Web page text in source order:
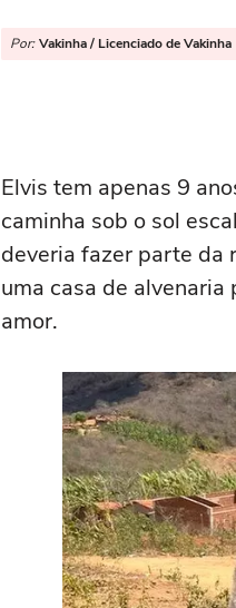
Por: Vakinha / Licenciado de Vakinha
Elvis tem apenas 9
caminha sob o sol
deveria fazer parte da
uma casa de alvenaria
amor.